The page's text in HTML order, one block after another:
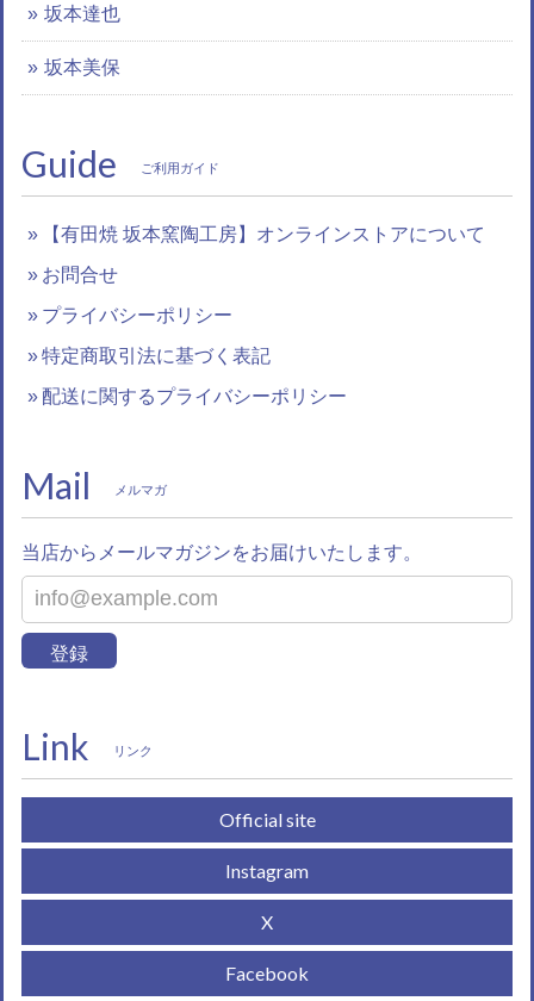
坂本達也
坂本美保
Guide ご利用ガイド
【有田焼 坂本窯陶工房】オンラインストアについて
お問合せ
プライバシーポリシー
特定商取引法に基づく表記
配送に関するプライバシーポリシー
Mail メルマガ
当店からメールマガジンをお届けいたします。
登録
Link リンク
Official site
Instagram
X
Facebook